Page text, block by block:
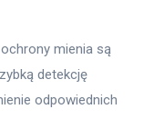
mienia są
detekcję
odpowiednich